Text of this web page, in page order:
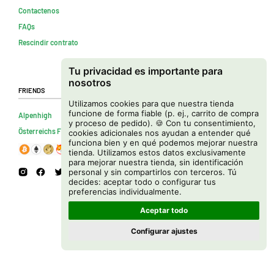
Tu privacidad es importante para
nosotros
Utilizamos cookies para que nuestra tienda
funcione de forma fiable (p. ej., carrito de compra
y proceso de pedido). 🍪 Con tu consentimiento,
cookies adicionales nos ayudan a entender qué
funciona bien y en qué podemos mejorar nuestra
tienda. Utilizamos estos datos exclusivamente
para mejorar nuestra tienda, sin identificación
personal y sin compartirlos con terceros. Tú
decides: aceptar todo o configurar tus
preferencias individualmente.
Aceptar todo
Configurar ajustes
Contactenos
FAQs
Rescindir contrato
Friends
Alpenhigh
Österreichs Firmenverzeichnis
Copyright © 2026 Cannapot Onlineshop